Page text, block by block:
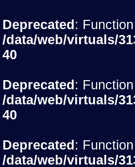
Deprecated :
/data/web/virtuals/
40
Deprecated :
/data/web/virtuals/
40
Deprecated :
/data/web/virtuals/